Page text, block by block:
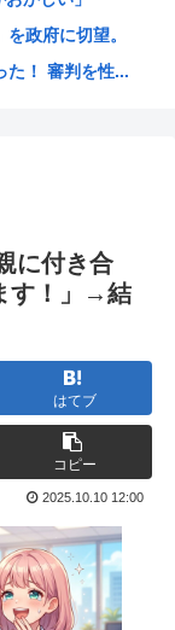
は『偽りの呪...
イタリア滅亡...
政府に切望。
た！ 審判を性...
のイラスト...
行ってみたら...
騒ぎしていた...
ルで美しい…！...
政策として...
判決が到底承...
を “お金持ち...
入ほぼ10...
党は勝った
に付き合
す！」→結
はてブ
コピー
2025.10.10 12:00